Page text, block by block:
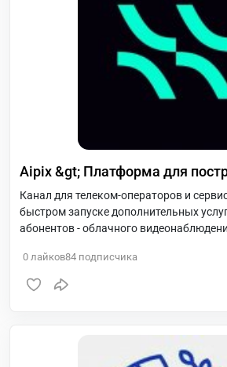
Aipix &gt; Платформа для
Канал для телеком-операторов и
быстром запуске дополнительных
абонентов - облачного
0 лайков84 подписчика